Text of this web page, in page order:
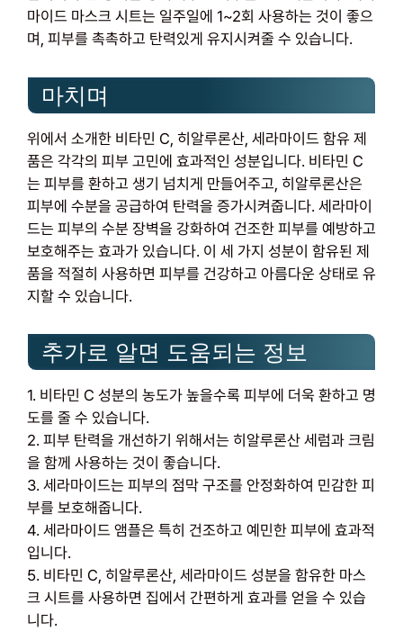
마이드 마스크 시트는 일주일에 1~2회 사용하는 것이 좋으
며, 피부를 촉촉하고 탄력있게 유지시켜줄 수 있습니다.
마치며
위에서 소개한 비타민 C, 히알루론산, 세라마이드 함유 제
품은 각각의 피부 고민에 효과적인 성분입니다. 비타민 C
는 피부를 환하고 생기 넘치게 만들어주고, 히알루론산은
피부에 수분을 공급하여 탄력을 증가시켜줍니다. 세라마이
드는 피부의 수분 장벽을 강화하여 건조한 피부를 예방하고
보호해주는 효과가 있습니다. 이 세 가지 성분이 함유된 제
품을 적절히 사용하면 피부를 건강하고 아름다운 상태로 유
지할 수 있습니다.
추가로 알면 도움되는 정보
1. 비타민 C 성분의 농도가 높을수록 피부에 더욱 환하고 명
도를 줄 수 있습니다.
2. 피부 탄력을 개선하기 위해서는 히알루론산 세럼과 크림
을 함께 사용하는 것이 좋습니다.
3. 세라마이드는 피부의 점막 구조를 안정화하여 민감한 피
부를 보호해줍니다.
4. 세라마이드 앰플은 특히 건조하고 예민한 피부에 효과적
입니다.
5. 비타민 C, 히알루론산, 세라마이드 성분을 함유한 마스
크 시트를 사용하면 집에서 간편하게 효과를 얻을 수 있습
니다.